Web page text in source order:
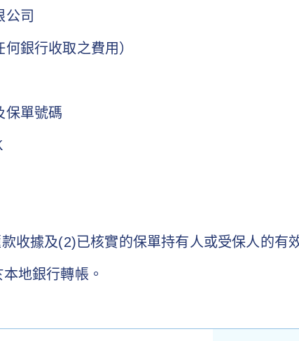
司
銀行收取之費用）
保單號碼
收據及(2)已核實的保單持有人或受保人的有
地銀行轉帳。